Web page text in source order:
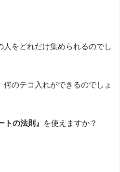
人をどれだけ集められるのでし
何のテコ入れができるのでしょ
トの法則』 を使えますか？